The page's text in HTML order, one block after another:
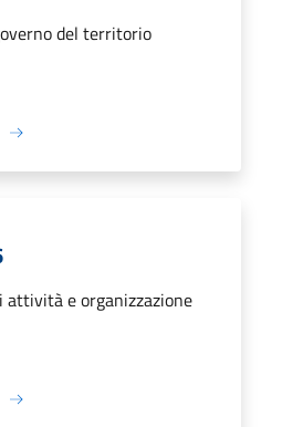
del territorio
attività e organizzazione